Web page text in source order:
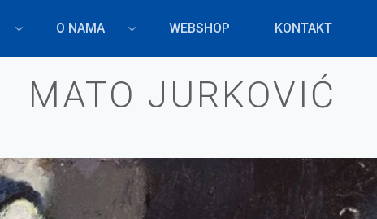
O NAMA WEBSHOP KONTAKT
MATO JURKOVIĆ